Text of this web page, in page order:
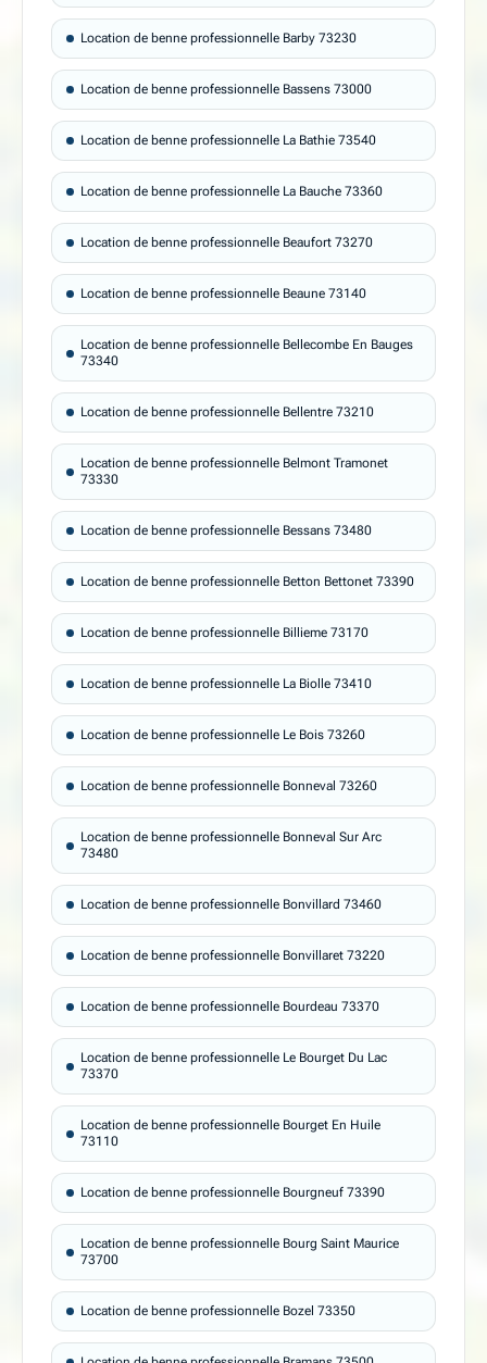
Location de benne professionnelle Barby 73230
Location de benne professionnelle Bassens 73000
Location de benne professionnelle La Bathie 73540
Location de benne professionnelle La Bauche 73360
Location de benne professionnelle Beaufort 73270
Location de benne professionnelle Beaune 73140
Location de benne professionnelle Bellecombe En Bauges
73340
Location de benne professionnelle Bellentre 73210
Location de benne professionnelle Belmont Tramonet
73330
Location de benne professionnelle Bessans 73480
Location de benne professionnelle Betton Bettonet 73390
Location de benne professionnelle Billieme 73170
Location de benne professionnelle La Biolle 73410
Location de benne professionnelle Le Bois 73260
Location de benne professionnelle Bonneval 73260
Location de benne professionnelle Bonneval Sur Arc
73480
Location de benne professionnelle Bonvillard 73460
Location de benne professionnelle Bonvillaret 73220
Location de benne professionnelle Bourdeau 73370
Location de benne professionnelle Le Bourget Du Lac
73370
Location de benne professionnelle Bourget En Huile
73110
Location de benne professionnelle Bourgneuf 73390
Location de benne professionnelle Bourg Saint Maurice
73700
Location de benne professionnelle Bozel 73350